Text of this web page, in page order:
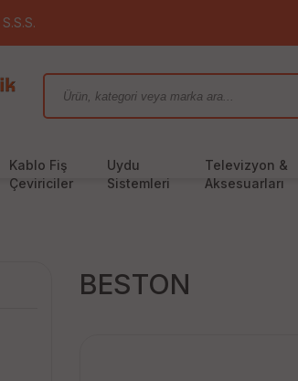
S.S.S.
Kablo Fiş
Çeviriciler
Uydu
Sistemleri
Televizyon &
Aksesuarları
BESTON